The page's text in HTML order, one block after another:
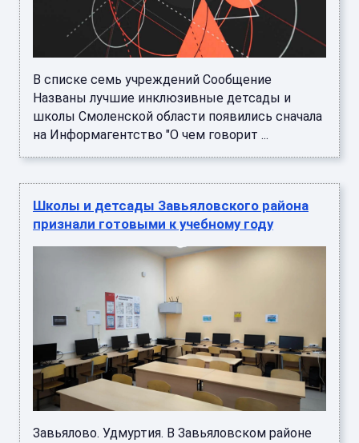
В списке семь учреждений Сообщение
Названы лучшие инклюзивные детсады и
школы Смоленской области появились сначала
на Информагентство "О чем говорит ...
Школы и детсады Завьяловского района
признали готовыми к учебному году
Завьялово. Удмуртия. В Завьяловском районе